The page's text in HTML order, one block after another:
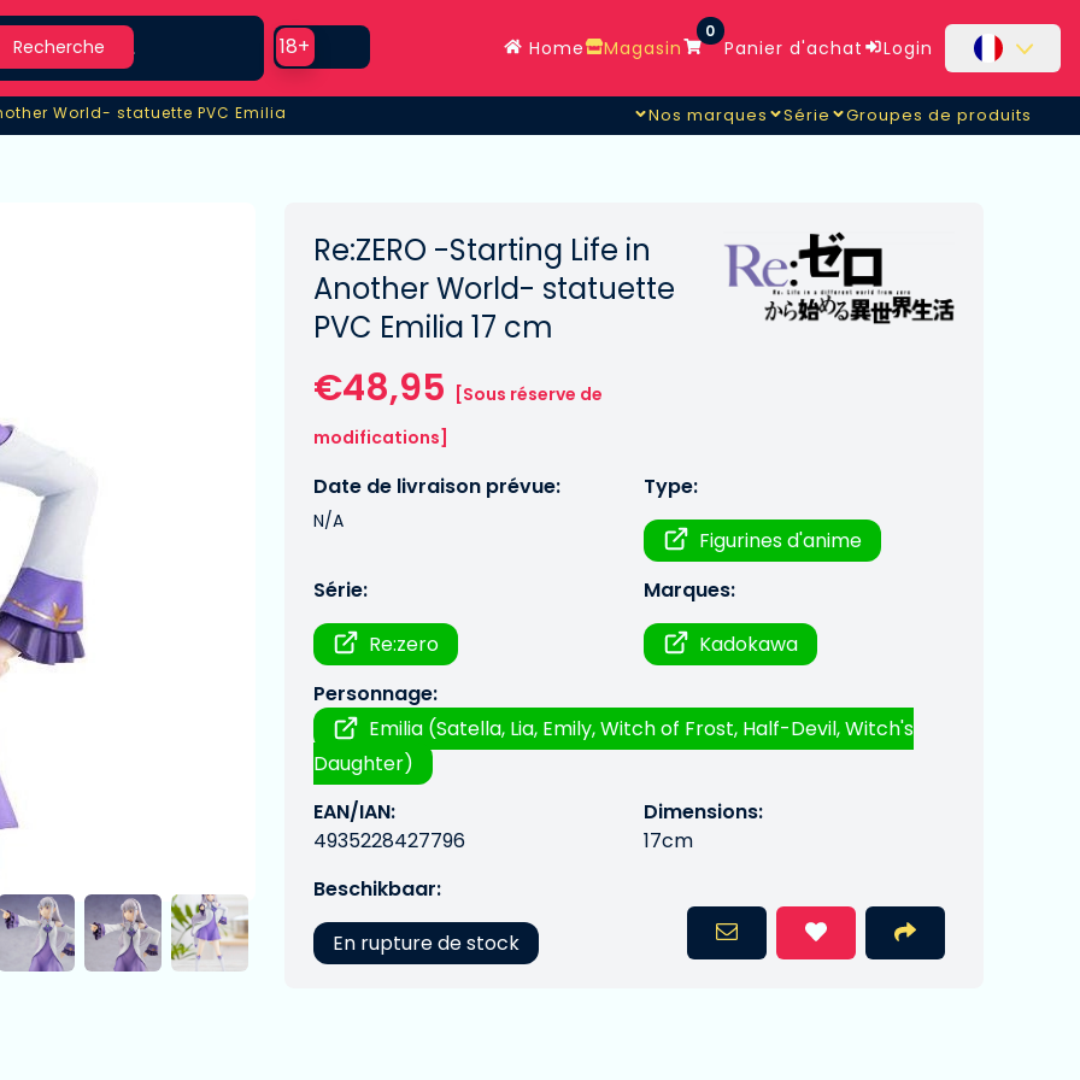
Recherche
Use setting
18+ Home Magasin
0
Panier d'achat Login
World- statuette PVC Emilia
World- statuette PVC Emilia Nos marques Série Groupes de produits
Re:ZERO -Starting Life in
Another World- statuette
PVC Emilia 17 cm
€48,95
[Sous réserve de
modifications]
Date de livraison prévue:
N/A
Type:
Figurines d'anime
Série:
Re:zero
Marques:
Kadokawa
Personnage:
Emilia (Satella, Lia, Emily, Witch of Frost, Half-Devil, Witch's
Daughter)
EAN/IAN:
4935228427796
Dimensions:
17cm
Beschikbaar:
En rupture de stock